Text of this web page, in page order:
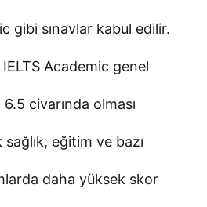
gibi sınavlar kabul edilir.
Academic genel
civarında olması
eğitim ve bazı
daha yüksek skor